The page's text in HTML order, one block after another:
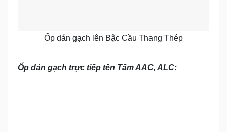
Ốp dán gạch lên Bậc Cầu Thang Thép
Ốp dán gạch trực tiếp tên Tấm AAC, ALC: